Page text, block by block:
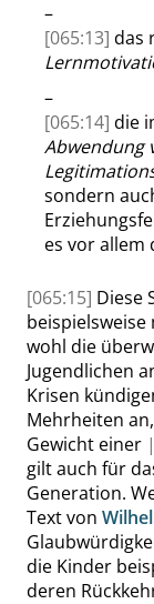
–
[065:13] das
–
[065:14] die
Abwendung
sondern
es vor allem
[065:15] Diese
wohl die
Jugendlichen
Krisen
Mehrheiten
Gewicht einer |
gilt auch für
Generation.
Text von
die Kinder
deren